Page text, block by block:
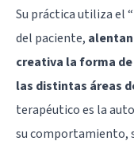
Su práctica utiliza el
del paciente,
creativa la forma
las distintas áreas
terapéutico es la
su comportamiento,